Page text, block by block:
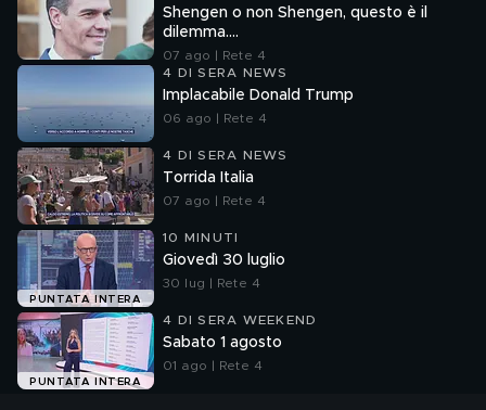
Shengen o non Shengen, questo è il
dilemma....
07 ago | Rete 4
4 DI SERA NEWS
Implacabile Donald Trump
06 ago | Rete 4
4 DI SERA NEWS
Torrida Italia
07 ago | Rete 4
PUNTATA INTERA
10 MINUTI
Giovedì 30 luglio
30 lug | Rete 4
PUNTATA INTERA
4 DI SERA WEEKEND
Sabato 1 agosto
01 ago | Rete 4